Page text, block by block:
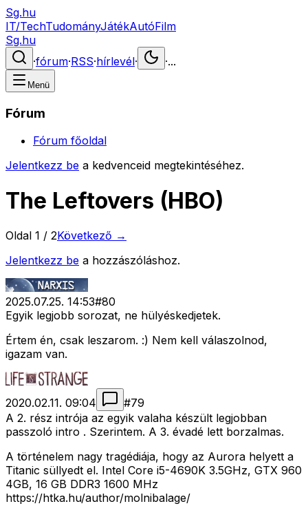
Sg.hu
IT/TechTudományJátékAutóFilm
Sg.hu
·fórum·RSS·hírlevél· ·...
Menü
Fórum
Fórum főoldal
Jelentkezz be a kedvenceid megtekintéséhez.
The Leftovers (HBO)
Oldal 1 / 2Következő →
Jelentkezz be a hozzászóláshoz.
2025.07.25. 14:53#80
Egyik legjobb sorozat, ne hülyéskedjetek.
Értem én, csak leszarom. :) Nem kell válaszolnod,
igazam van.
2020.02.11. 09:04 #79
A 2. rész intrója az egyik valaha készült legjobban
passzoló intro . Szerintem. A 3. évadé lett borzalmas.
A történelem nagy tragédiája, hogy az Aurora helyett a
Titanic süllyedt el. Intel Core i5-4690K 3.5GHz, GTX 960
4GB, 16 GB DDR3 1600 MHz
https://htka.hu/author/molnibalage/